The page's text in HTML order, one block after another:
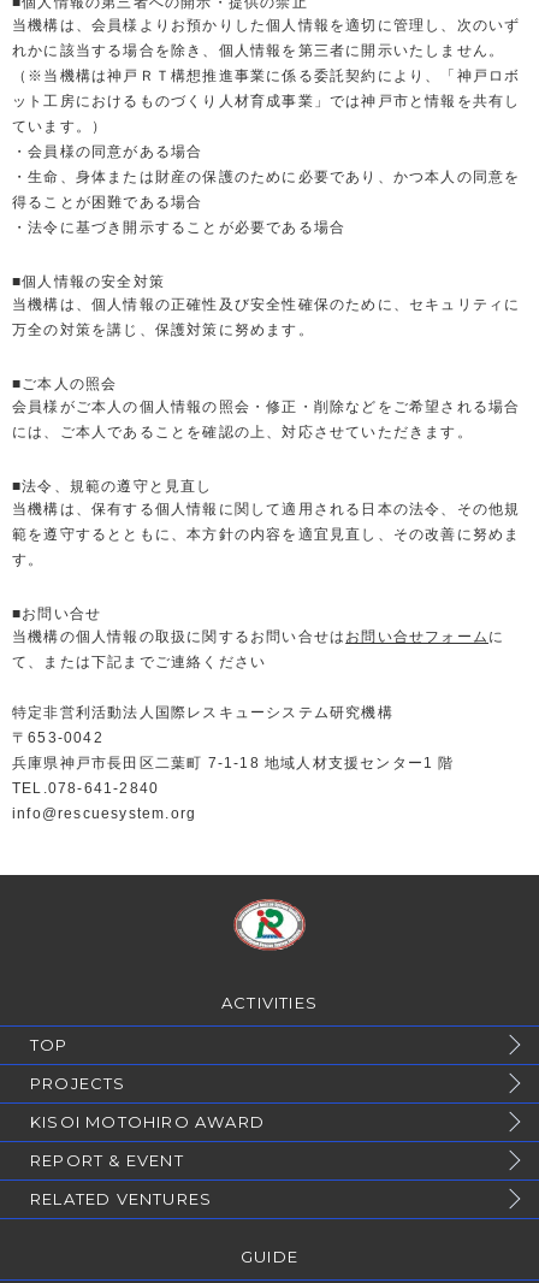
当機構は、会員様よりお預かりした個人情報を適切に管理し、次のいず
れかに該当する場合を除き、個人情報を第三者に開示いたしません。
（※当機構は神戸ＲＴ構想推進事業に係る委託契約により、「神戸ロボ
ット工房におけるものづくり人材育成事業」では神戸市と情報を共有し
ています。）
・会員様の同意がある場合
・生命、身体または財産の保護のために必要であり、かつ本人の同意を
得ることが困難である場合
・法令に基づき開示することが必要である場合
■個人情報の安全対策
当機構は、個人情報の正確性及び安全性確保のために、セキュリティに
万全の対策を講じ、保護対策に努めます。
■ご本人の照会
会員様がご本人の個人情報の照会・修正・削除などをご希望される場合
には、ご本人であることを確認の上、対応させていただきます。
■法令、規範の遵守と見直し
当機構は、保有する個人情報に関して適用される日本の法令、その他規
範を遵守するとともに、本方針の内容を適宜見直し、その改善に努めま
す。
■お問い合せ
当機構の個人情報の取扱に関するお問い合せは お問い合せフォーム に
て、または下記までご連絡ください
特定非営利活動法人国際レスキューシステム研究機構
〒653-0042
兵庫県神戸市長田区二葉町 7-1-18 地域人材支援センター1 階
TEL.078-641-2840
info@rescuesystem.org
ACTIVITIES
TOP
PROJECTS
KISOI MOTOHIRO AWARD
REPORT & EVENT
RELATED VENTURES
GUIDE